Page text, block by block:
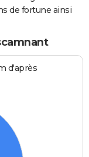
de fortune ainsi
d'après